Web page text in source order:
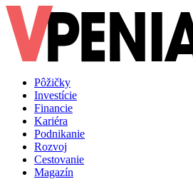
Pôžičky
Investície
Financie
Kariéra
Podnikanie
Rozvoj
Cestovanie
Magazín